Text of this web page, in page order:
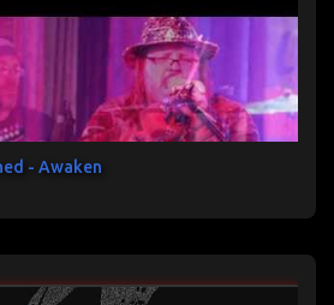
- Awaken